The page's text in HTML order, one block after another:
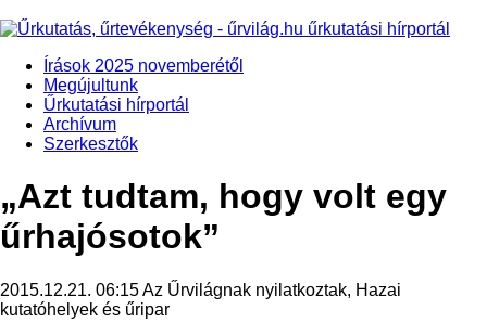
Írások 2025 novemberétől
Megújultunk
Űrkutatási hírportál
Archívum
Szerkesztők
„Azt tudtam, hogy volt egy
űrhajósotok”
2015.12.21. 06:15Az Űrvilágnak nyilatkoztak, Hazai
kutatóhelyek és űripar